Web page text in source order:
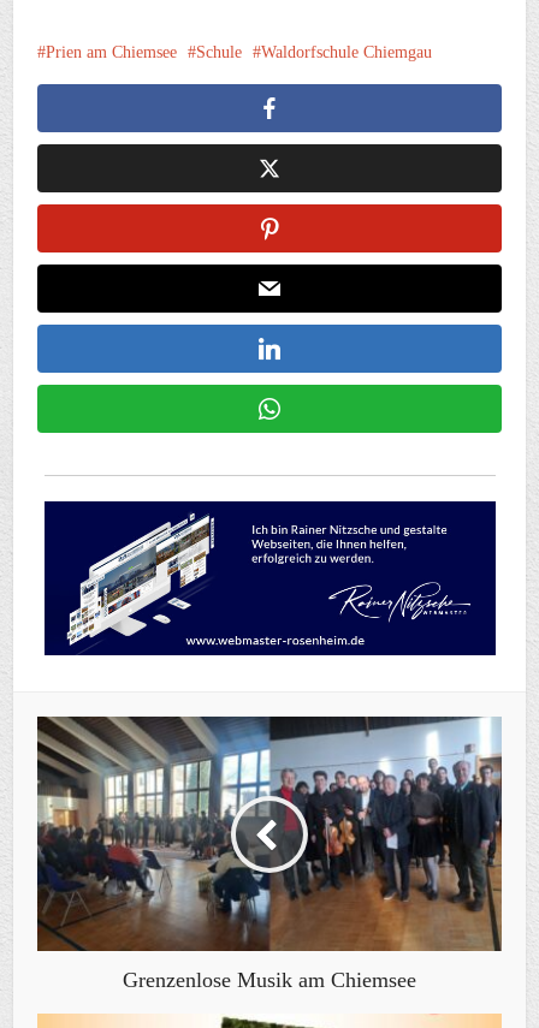
Prien am Chiemsee Schule Waldorfschule Chiemgau
Grenzenlose Musik am Chiemsee